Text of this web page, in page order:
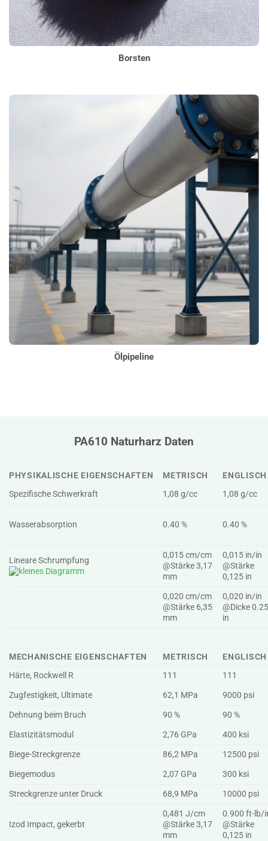
Borsten
Ölpipeline
PA610 Naturharz Daten
PHYSIKALISCHE EIGENSCHAFTEN METRISCH
ENGLISCH
Spezifische Schwerkraft
1,08 g/cc 1,08 g/cc
Wasserabsorption 0.40 % 0.40 %
Lineare Schrumpfung
0,015 cm/cm
@Stärke 3,17
mm
0,015 in/in
@Stärke
0,125 in
0,020 cm/cm
@Stärke 6,35
mm
0,020 in/in
@Dicke
in
MECHANISCHE EIGENSCHAFTEN METRISCH
ENGLISCH
Härte, Rockwell R
111
111
Zugfestigkeit, Ultimate
62,1 MPa
9000 psi
Dehnung beim Bruch
90 %
90 %
Elastizitätsmodul
2,76 GPa
400 ksi
Biege-Streckgrenze
86,2 MPa
12500 psi
Biegemodus
2,07 GPa
300 ksi
Streckgrenze unter Druck
68,9 MPa 10000 psi
Izod Impact, gekerbt
0,481 J/cm
@Stärke 3,17
mm
0.900 ft-lb/
@Stärke
0,125 in